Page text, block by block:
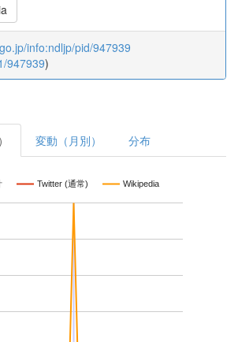
info:ndljp/pid/947939
947939)
変動（月別） 分布
Twitter (通常) Wikipedia